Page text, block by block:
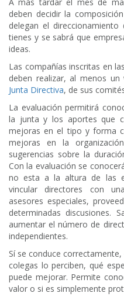
A más tardar el mes de
deben decidir la
delegan el
tienes y se sabrá que
ideas.
Las compañías inscritas en
deben realizar, al menos
Junta Directiva, de sus
La evaluación permitirá
la junta y los aportes que
mejoras en el tipo y forma
mejoras en la
sugerencias sobre la
Con la evaluación se
no esta a la altura de las
vincular directores con
asesores especiales,
determinadas discusiones.
aumentar el número de
independientes.
Sí se conduce
colegas lo perciben, qué
puede mejorar. Permite
valor o si es simplemente